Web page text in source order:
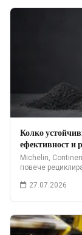
Колко
ефективност и
Michelin,
повече
27.07.2026